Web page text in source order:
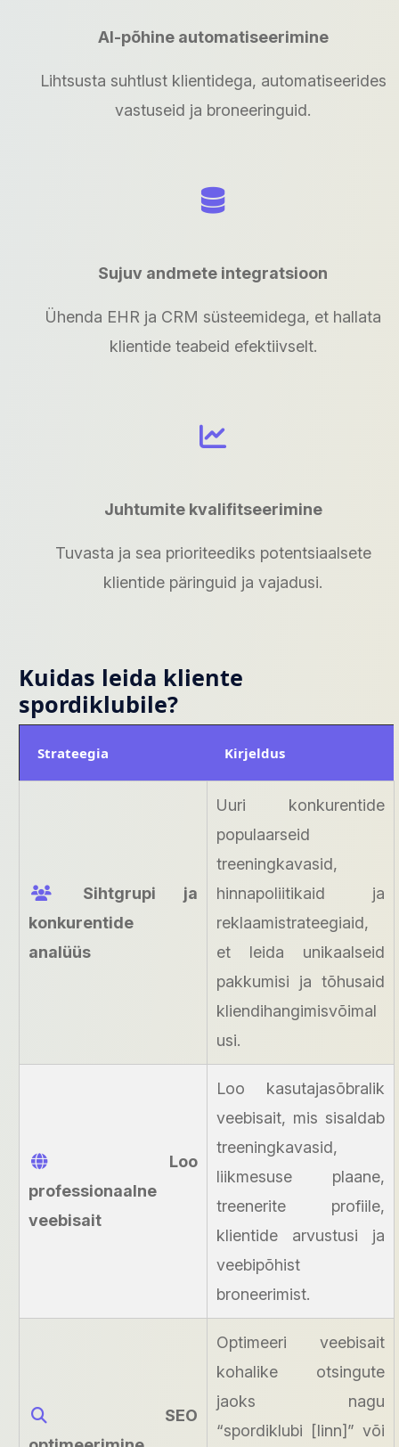
AI-põhine automatiseerimine
Lihtsusta suhtlust klientidega, automatiseerides
vastuseid ja broneeringuid.
Sujuv andmete integratsioon
Ühenda EHR ja CRM süsteemidega, et hallata
klientide teabeid efektiivselt.
Juhtumite kvalifitseerimine
Tuvasta ja sea prioriteediks potentsiaalsete
klientide päringuid ja vajadusi.
Kuidas leida kliente
spordiklubile?
Strateegia Kirjeldus
Sihtgrupi ja
konkurentide
analüüs
Uuri konkurentide
populaarseid
treeningkavasid,
hinnapoliitikaid ja
reklaamistrateegiaid,
et leida unikaalseid
pakkumisi ja tõhusaid
kliendihangimisvõimal
usi.
Loo
professionaalne
veebisait
Loo kasutajasõbralik
veebisait, mis sisaldab
treeningkavasid,
liikmesuse plaane,
treenerite profiile,
klientide arvustusi ja
veebipõhist
broneerimist.
SEO
Optimeeri veebisait
kohalike otsingute
jaoks nagu
“spordiklubi [linn]” või